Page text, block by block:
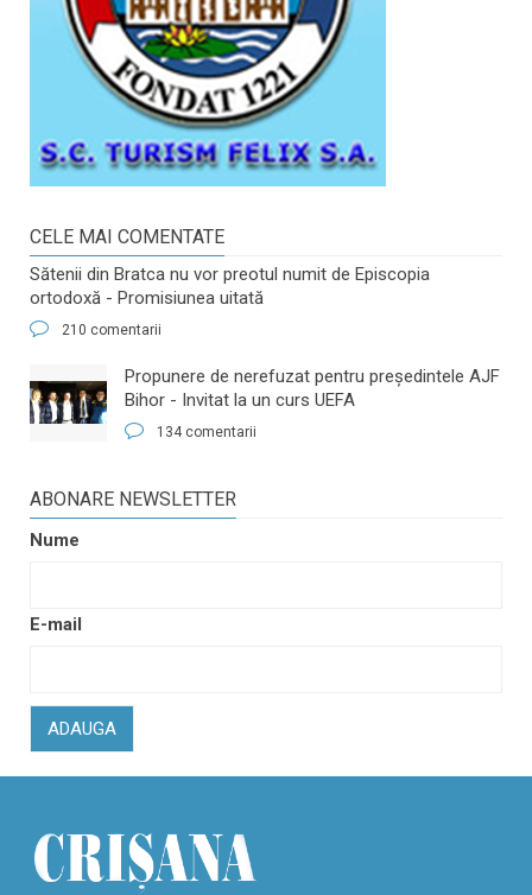
CELE MAI COMENTATE
Sătenii din Bratca nu vor preotul numit de Episcopia
ortodoxă - Promisiunea uitată
210 comentarii
​Propunere de nerefuzat pentru preşedintele AJF
Bihor - Invitat la un curs UEFA
134 comentarii
ABONARE NEWSLETTER
Nume
E-mail
ADAUGA